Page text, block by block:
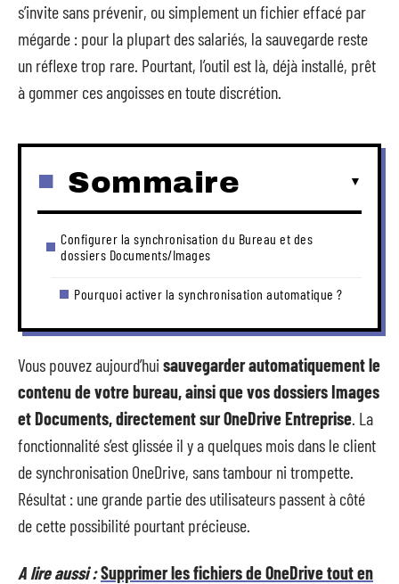
s’invite sans prévenir, ou simplement un fichier effacé par
mégarde : pour la plupart des salariés, la sauvegarde reste
un réflexe trop rare. Pourtant, l’outil est là, déjà installé, prêt
à gommer ces angoisses en toute discrétion.
Sommaire
Configurer la synchronisation du Bureau et des
dossiers Documents/Images
Pourquoi activer la synchronisation automatique ?
Vous pouvez aujourd’hui sauvegarder automatiquement le
contenu de votre bureau, ainsi que vos dossiers Images
et Documents, directement sur OneDrive Entreprise. La
fonctionnalité s’est glissée il y a quelques mois dans le client
de synchronisation OneDrive, sans tambour ni trompette.
Résultat : une grande partie des utilisateurs passent à côté
de cette possibilité pourtant précieuse.
A lire aussi :Supprimer les fichiers de OneDrive tout en